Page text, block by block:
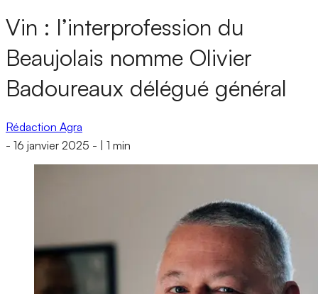
Vin : l’interprofession du
Beaujolais nomme Olivier
Badoureaux délégué général
Rédaction Agra
- 16 janvier 2025 - 1 min